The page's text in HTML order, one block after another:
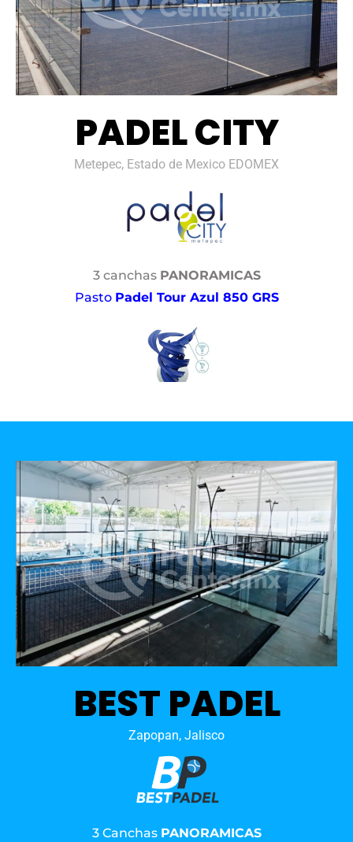
PADEL CITY
Metepec, Estado de Mexico EDOMEX
3 canchas PANORAMICAS
Pasto Padel Tour Azul 850 GRS
BEST PADEL
Zapopan, Jalisco
3 Canchas PANORAMICAS